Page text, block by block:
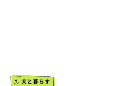
犬と暮らす